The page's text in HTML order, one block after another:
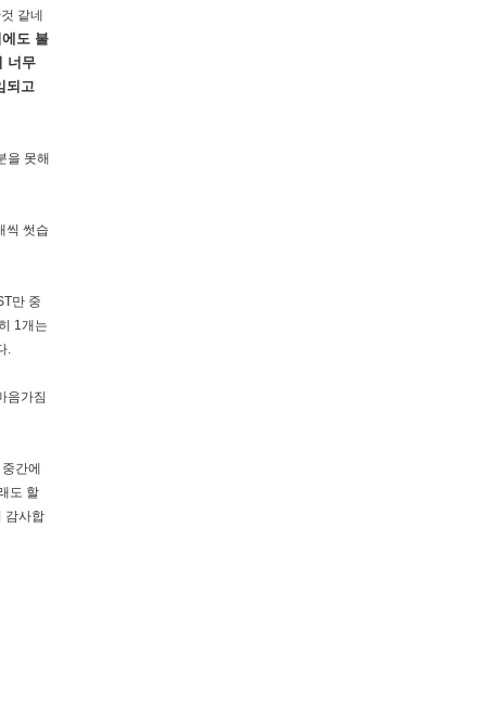
같네
도 불
너무
되고
을 못해
씩 썻습
만 중
1개는
.
음가짐
간에
도 할
감사합